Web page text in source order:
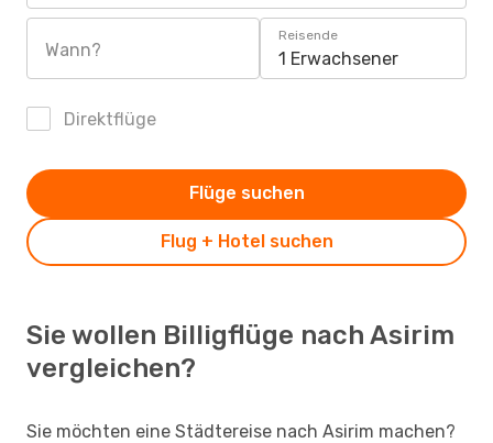
Wann?
Reisende
1 Erwachsener
Direktflüge
Flug + Hotel suchen
Flüge suchen
Sie wollen Billigflüge nach Asirim
vergleichen?
Sie möchten eine Städtereise nach Asirim machen?